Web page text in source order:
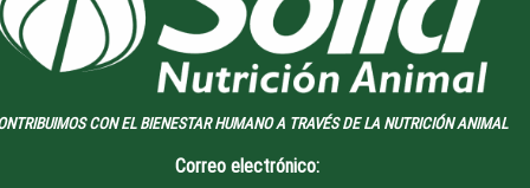
CON EL BIENESTAR HUMANO A TRAVÉS DE LA NUTRICIÓN ANIMAL
Correo electrónico: